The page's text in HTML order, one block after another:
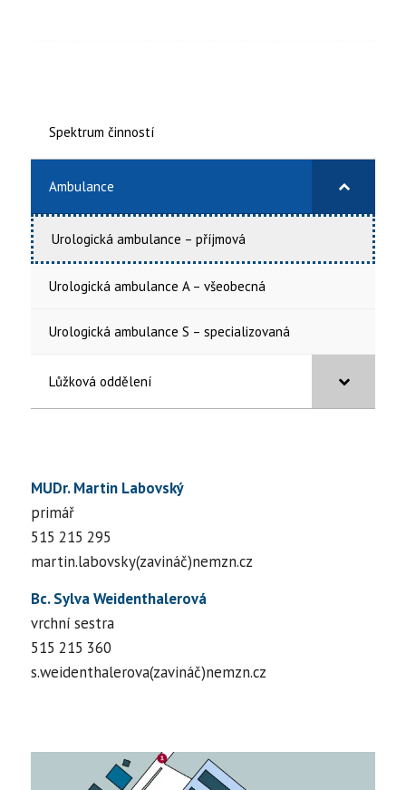
Spektrum činností
Ambulance
Urologická ambulance – příjmová
Urologická ambulance A – všeobecná
Urologická ambulance S – specializovaná
Lůžková oddělení
MUDr. Martin Labovský
primář
515 215 295
martin.labovsky(zavináč)nemzn.cz
Bc. Sylva Weidenthalerová
vrchní sestra
515 215 360
s.weidenthalerova(zavináč)nemzn.cz